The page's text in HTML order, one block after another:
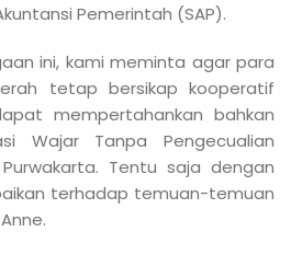
Pemerintah (SAP).
ini, kami meminta agar para
tetap bersikap kooperatif
mempertahankan bahkan
Wajar Tanpa Pengecualian
Tentu saja dengan
terhadap temuan-temuan